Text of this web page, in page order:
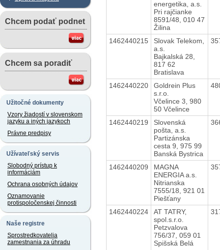
Chcem podať podnet
Chcem sa poradiť
Užitočné dokumenty
Vzory žiadostí v slovenskom
jazyku a iných jazykoch
Právne predpisy
Užívateľský servis
Slobodný prístup k
informáciám
Ochrana osobných údajov
Oznamovanie
protispoločenskej činnosti
Naše registre
Sprostredkovatelia
zamestnania za úhradu
energetika, a.s.
Pri rajčianke
8591/48, 010 47
Žilina
1462440215
Slovak Telekom,
a.s.
Bajkalská 28,
817 62
Bratislava
1462440220
Goldrein Plus
s.r.o.
Včelince 3, 980
50 Včelince
1462440219
Slovenská
pošta, a.s.
Partizánska
cesta 9, 975 99
Banská Bystrica
1462440209
MAGNA
ENERGIA a.s.
Nitrianska
7555/18, 921 01
Piešťany
1462440224
AT TATRY,
spol.s.r.o.
Petzvalova
756/37, 059 01
Spišská Belá